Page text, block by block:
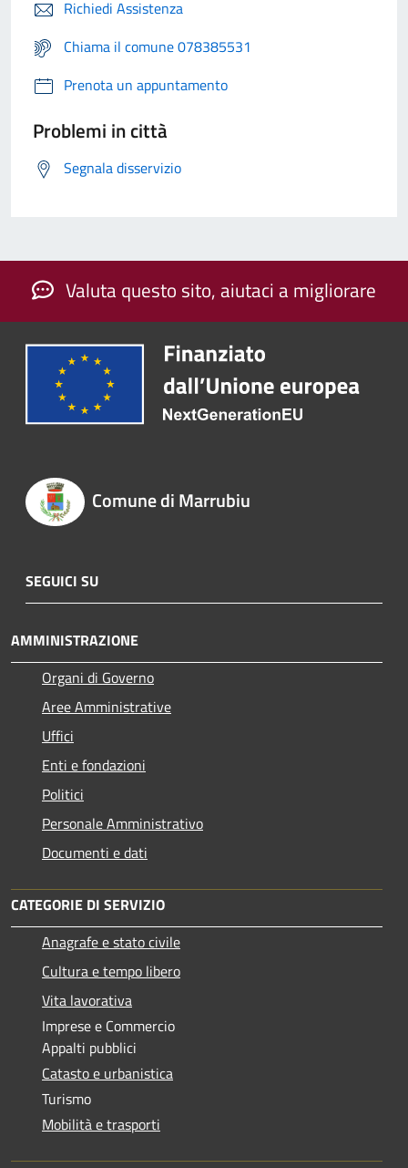
Richiedi Assistenza
Chiama il comune 078385531
Prenota un appuntamento
Problemi in città
Segnala disservizio
Valuta questo sito, aiutaci a migliorare
Comune di Marrubiu
SEGUICI SU
AMMINISTRAZIONE
Organi di Governo
Aree Amministrative
Uffici
Enti e fondazioni
Politici
Personale Amministrativo
Documenti e dati
CATEGORIE DI SERVIZIO
Anagrafe e stato civile
Cultura e tempo libero
Vita lavorativa
Imprese e Commercio
Appalti pubblici
Catasto e urbanistica
Turismo
Mobilità e trasporti